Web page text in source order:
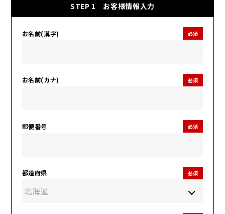
STEP 1 お客様情報入力
お名前(漢字) 必須
お名前(カナ) 必須
郵便番号 必須
都道府県 必須